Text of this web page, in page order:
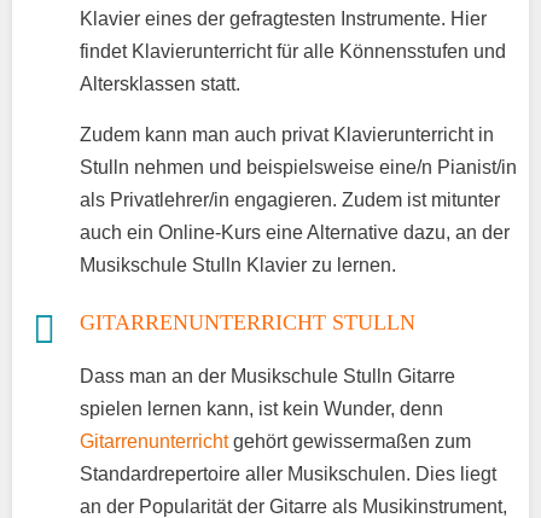
Klavier eines der gefragtesten Instrumente. Hier
findet Klavierunterricht für alle Könnensstufen und
Altersklassen statt.
Zudem kann man auch privat Klavierunterricht in
Stulln nehmen und beispielsweise eine/n Pianist/in
als Privatlehrer/in engagieren. Zudem ist mitunter
auch ein Online-Kurs eine Alternative dazu, an der
Musikschule Stulln Klavier zu lernen.
GITARRENUNTERRICHT STULLN
Dass man an der Musikschule Stulln Gitarre
spielen lernen kann, ist kein Wunder, denn
Gitarrenunterrichtgehört gewissermaßen zum
Standardrepertoire aller Musikschulen. Dies liegt
an der Popularität der Gitarre als Musikinstrument,